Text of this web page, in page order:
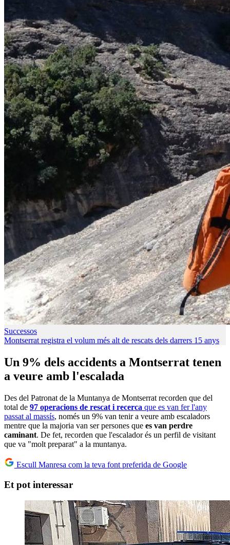
Successos
Montserrat registra el volum més alt de rescats dels darrers 15 anys
Un 9% dels accidents a Montserrat tenen
a veure amb l'escalada
Des del Patronat de la Muntanya de Montserrat recorden que del
total de 97 operacions de rescat i recerca que es van fer l'any
passat al massís, només un 9% van tenir a veure amb escaladors
mentre que la majoria van ser persones que es van perdre
caminant. De fet, recorden que l'escalador és un perfil de visitant
que va "molt preparat" a la muntanya.
Escull Manresa com la teva font preferida de Google
Et pot interessar